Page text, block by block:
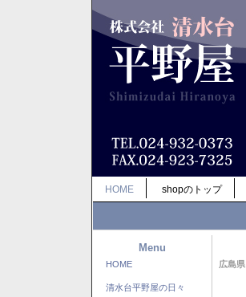
HOME shopのトップ
Menu
HOME
清水台平野屋の日々
広島県